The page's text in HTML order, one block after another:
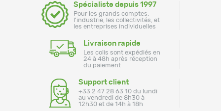
Spécialiste depuis 1997
Pour les grands comptes,
l'industrie, les collectivités, et
les entreprises individuelles
Livraison rapide
Les colis sont expédiés en
24 à 48h après réception
du paiement
Support client
+33 2 47 28 63 10 du lundi
au vendredi de 8h30 à
12h30 et de 14h à 18h